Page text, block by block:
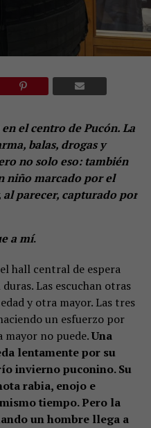
el centro de Pucón. La
balas, drogas y
no solo eso: también
niño marcado por el
parecer, capturado por
a mí.
hall central de espera
Las escuchan otras
y otra mayor. Las tres
un esfuerzo por
mayor no puede.Una
lentamente por su
invierno puconino. Su
rabia, enojo e
tiempo. Pero la
un hombre llega a